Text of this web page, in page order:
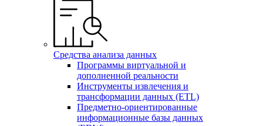
Средства анализа данных
Программы виртуальной и
дополненной реальности
Инструменты извлечения и
трансформации данных (ETL)
Предметно-ориентированные
информационные базы данных